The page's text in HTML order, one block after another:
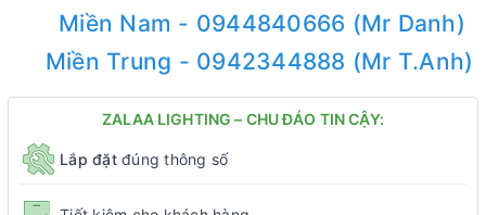
Miền Nam - 0944840666 (Mr Danh)
Miền Trung - 0942344888 (Mr T.Anh)
ZALAA LIGHTING – CHU ĐÁO TIN CẬY:
Lắp đặtđúng thông số